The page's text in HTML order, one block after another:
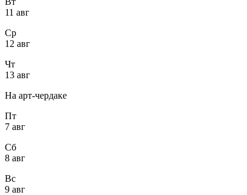
11 авг
Ср
12 авг
Чт
13 авг
На арт-чердаке
Пт
7 авг
Сб
8 авг
Вс
9 авг